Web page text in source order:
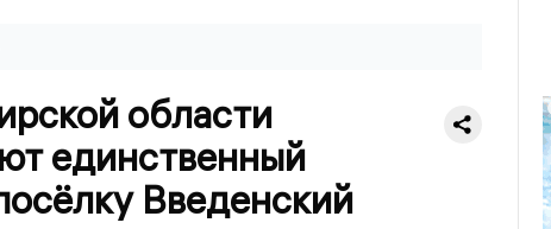
области
единственный
Введенский